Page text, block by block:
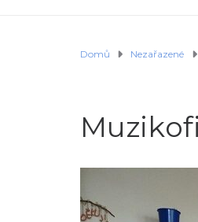
Domů Nezařazené